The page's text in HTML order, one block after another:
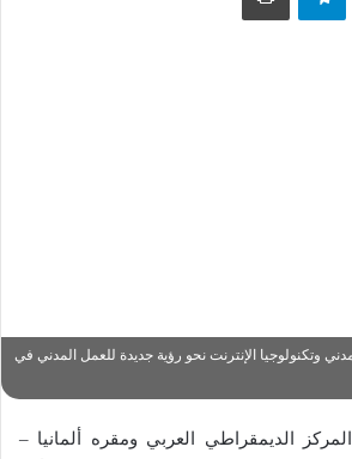
وتكنولوجيا الإنترنت نحو رؤية جديدة للعمل المدني في
الديمقراطي العربي ومقره ألمانيا –